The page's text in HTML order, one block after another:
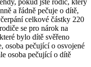
a řádně pečuje o dítě,
celkové částky 220
se pro nárok na
bylo dítě svěřeno
osoba pečující o osvojené
osoba pečující o dítě